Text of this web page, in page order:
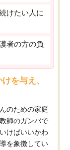
けたい人に
者の方の負
を与え、
のための家庭
師のガンバで
けばいいかわ
を象徴してい